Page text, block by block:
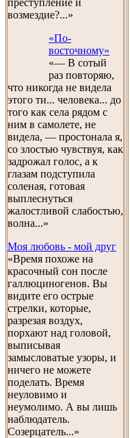
преступление и
возмездие?...»
«По-
восточному»
«— В сотый
раз повторяю,
что никогда не видела
этого ти... человека... до
того как села рядом с
ним в самолете, не
видела, — простонала я,
со злостью чувствуя, как
задрожал голос, а к
глазам подступила
соленая, готовая
выплеснуться
жалостливой слабостью,
волна...»
Моя любовь - мой друг
«Время похоже на
красочный сон после
галлюциногенов. Вы
видите его острые
стрелки, которые,
разрезая воздух,
порхают над головой,
выписывая
замысловатые узоры, и
ничего не можете
поделать. Время
неуловимо и
неумолимо. А вы лишь
наблюдатель.
Созерцатель...»